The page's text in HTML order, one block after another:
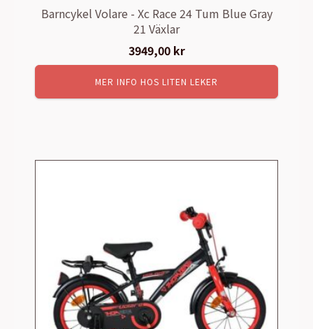
Barncykel Volare - Xc Race 24 Tum Blue Gray
21 Växlar
3949,00 kr
MER INFO HOS LITEN LEKER